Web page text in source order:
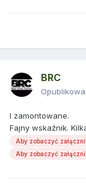
BRC
I zamontowane.
Fajny wskaźnik.
Aby zobaczyć
Aby zobaczyć